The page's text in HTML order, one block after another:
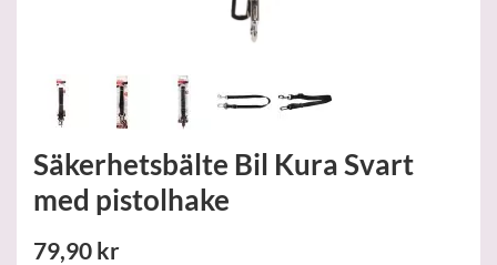
Säkerhetsbälte Bil Kura Svart
med pistolhake
79,90 kr